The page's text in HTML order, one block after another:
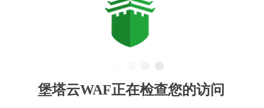
堡塔云WAF正在检查您的访问